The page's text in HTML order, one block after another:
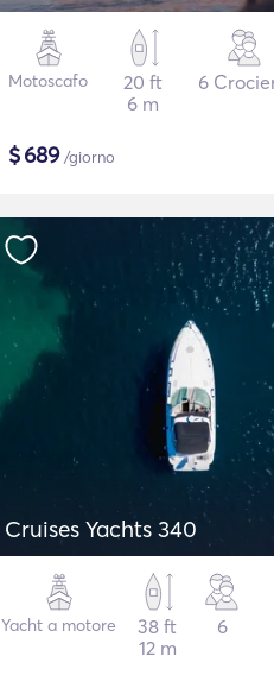
Motoscafo
20 ft
6 m
6
$689/giorno
Cruises Yachts 340
Yacht a motore
38 ft
12 m
6